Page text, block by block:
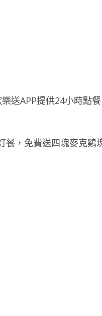
送APP提供24小時點餐
餐，免費送四塊麥克鷄